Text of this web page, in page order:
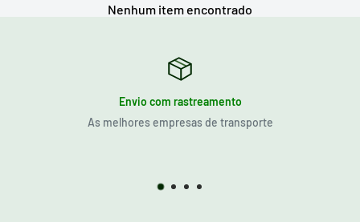
Nenhum item encontrado
Envio com rastreamento
As melhores empresas de transporte